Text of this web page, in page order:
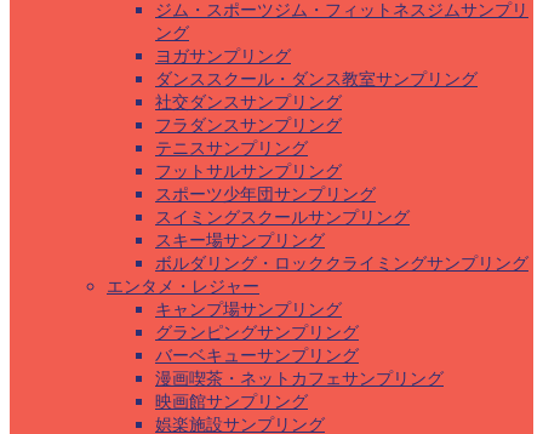
ジム・スポーツジム・フィットネスジムサンプリ
ング
ヨガサンプリング
ダンススクール・ダンス教室サンプリング
社交ダンスサンプリング
フラダンスサンプリング
テニスサンプリング
フットサルサンプリング
スポーツ少年団サンプリング
スイミングスクールサンプリング
スキー場サンプリング
ボルダリング・ロッククライミングサンプリング
エンタメ・レジャー
キャンプ場サンプリング
グランピングサンプリング
バーベキューサンプリング
漫画喫茶・ネットカフェサンプリング
映画館サンプリング
娯楽施設サンプリング